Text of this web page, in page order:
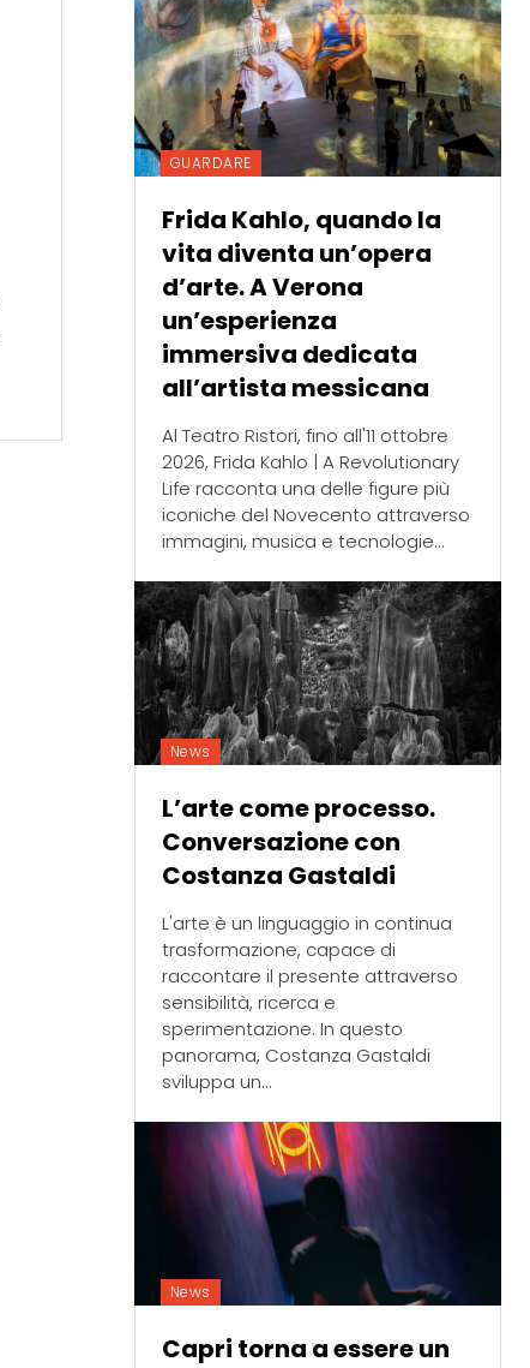
GUARDARE
Frida Kahlo, quando la
vita diventa un’opera
d’arte. A Verona
un’esperienza
immersiva dedicata
all’artista messicana
Al Teatro Ristori, fino all'11 ottobre
2026, Frida Kahlo | A Revolutionary
Life racconta una delle figure più
iconiche del Novecento attraverso
immagini, musica e tecnologie...
News
L’arte come processo.
Conversazione con
Costanza Gastaldi
L'arte è un linguaggio in continua
trasformazione, capace di
raccontare il presente attraverso
sensibilità, ricerca e
sperimentazione. In questo
panorama, Costanza Gastaldi
sviluppa un...
News
Capri torna a essere un